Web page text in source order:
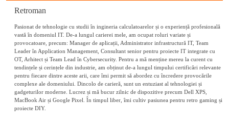
Retroman
Pasionat de tehnologie cu studii în ingineria calculatoarelor și o experiență profesională
vastă în domeniul IT. De-a lungul carierei mele, am ocupat roluri variate și
provocatoare, precum: Manager de aplicații, Administrator infrastructură IT, Team
Leader în Application Management, Consultant senior pentru proiecte IT integrate cu
OT, Arhitect și Team Lead în Cybersecurity. Pentru a mă menține mereu la curent cu
tendințele și cerințele din industrie, am obținut de-a lungul timpului certificări relevante
pentru fiecare dintre aceste arii, care îmi permit să abordez cu încredere provocările
complexe ale domeniului. Dincolo de carieră, sunt un entuziast al tehnologiei și
gadgeturilor moderne. Lucrez și mă bucur zilnic de dispozitive precum Dell XPS,
MacBook Air și Google Pixel. În timpul liber, îmi cultiv pasiunea pentru retro gaming și
proiecte DIY.